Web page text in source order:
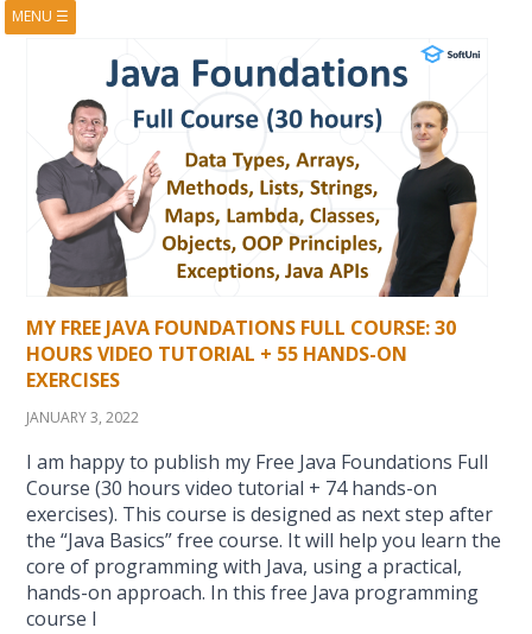
MENU ☰
ABOUT
BOOKS
COURSES
VIDEOS
PRESENTATIONS
RESEARCH
PUBLICATIONS
CONTACTS
RSS FEED
MY FREE JAVA FOUNDATIONS FULL COURSE: 30
HOURS VIDEO TUTORIAL + 55 HANDS-ON
EXERCISES
JANUARY 3, 2022
I am happy to publish my Free Java Foundations Full
Course (30 hours video tutorial + 74 hands-on
exercises). This course is designed as next step after
the “Java Basics” free course. It will help you learn the
core of programming with Java, using a practical,
hands-on approach. In this free Java programming
course I